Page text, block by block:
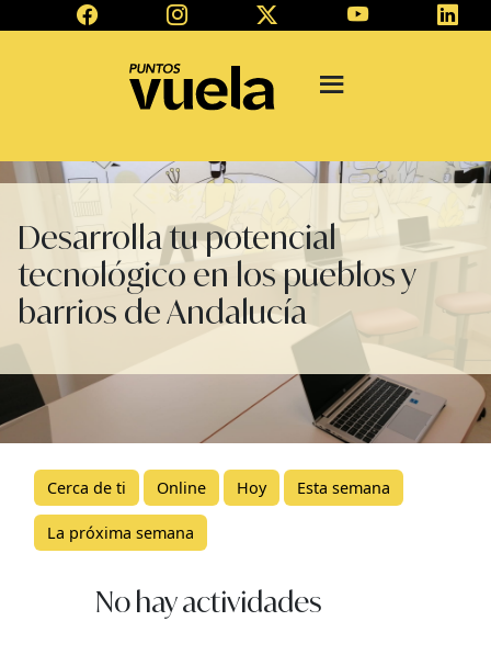
Desarrolla tu potencial
tecnológico en los pueblos y
barrios de Andalucía
Cerca de ti Online Hoy Esta semana
La próxima semana
No hay actividades